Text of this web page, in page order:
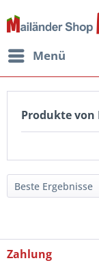
Menü
Produkte von
Zahlung